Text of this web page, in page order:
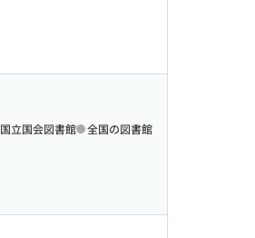
国立国会図書館 全国の図書館